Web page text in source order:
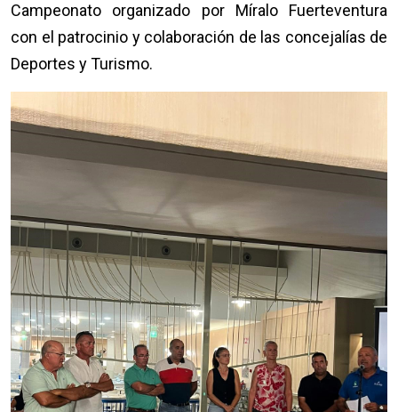
Campeonato organizado por Míralo Fuerteventura
con el patrocinio y colaboración de las concejalías de
Deportes y Turismo.